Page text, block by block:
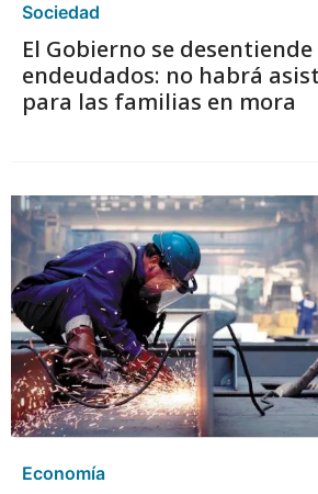
Sociedad
El Gobierno se desentiende
endeudados: no habrá
para las familias en mora
Economía